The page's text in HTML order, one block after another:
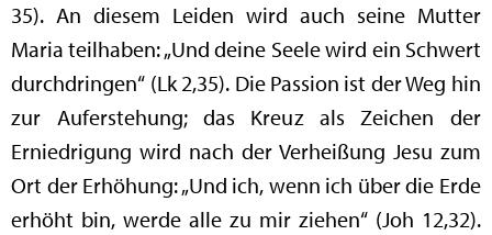
35). An diesem Leiden wird auch seine Mutter
Maria teilhaben: „Und deine Seele wird ein Schwert
durchdringen“ (Lk 2,35). Die Passion ist der Weg hin
zur Auferstehung; das Kreuz als Zeichen der
Erniedrigung wird nach der Verheißung Jesu zum
Ort der Erhöhung: „Und ich, wenn ich über die Erde
erhöht bin, werde alle zu mir ziehen“ (Joh 12,32).